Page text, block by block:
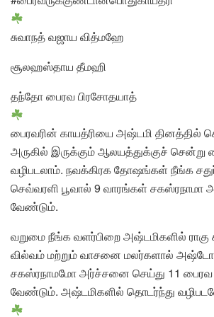
சுவாநத் வஜாய வித்மஹே
சூலஹஸ்தாய தீமஹி
தந்தோ பைரவ பிரசோதயாத்
பைரவரின் காயத்ரியை அஷ்டமி தினத்தில்
அருகில் இருக்கும் ஆலயத்துக்குச் சென்று
வழிபடலாம். நவக்கிரக தோஷங்கள் நீங்க
செவ்வரளி பூவால் 9 வாரங்கள்
வேண்டும்.
வறுமை நீங்க வளர்பிறை அஷ்டமிகளில் ராகு
வில்வம் மற்றும் வாசனை மலர்களால்
சகஸ்ரநாமமோ அர்ச்சனை செய்து 11
வேண்டும். அஷ்டமிகளில் தொடர்ந்து